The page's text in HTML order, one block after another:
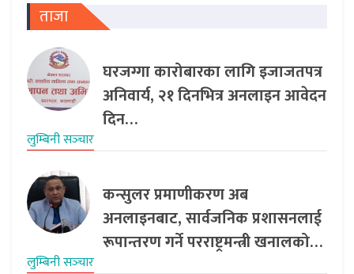
ताजा
घरजग्गा कारोबारका लागि इजाजतपत्र
अनिवार्य, २१ दिनभित्र अनलाइन आवेदन
दिन…
लुम्बिनी सञ्‍चार
कन्सुलर प्रमाणीकरण अब
अनलाइनबाट, सार्वजनिक प्रशासनलाई
रूपान्तरण गर्ने परराष्ट्रमन्त्री खनालको…
लुम्बिनी सञ्‍चार